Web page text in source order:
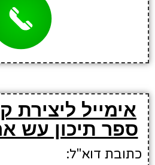
אימייל ליצירת
ספר תיכון עש
כתובת דוא"ל: